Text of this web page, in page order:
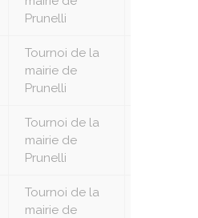
Prunelli
Tournoi de la
mairie de
Prunelli
Tournoi de la
mairie de
Prunelli
Tournoi de la
mairie de